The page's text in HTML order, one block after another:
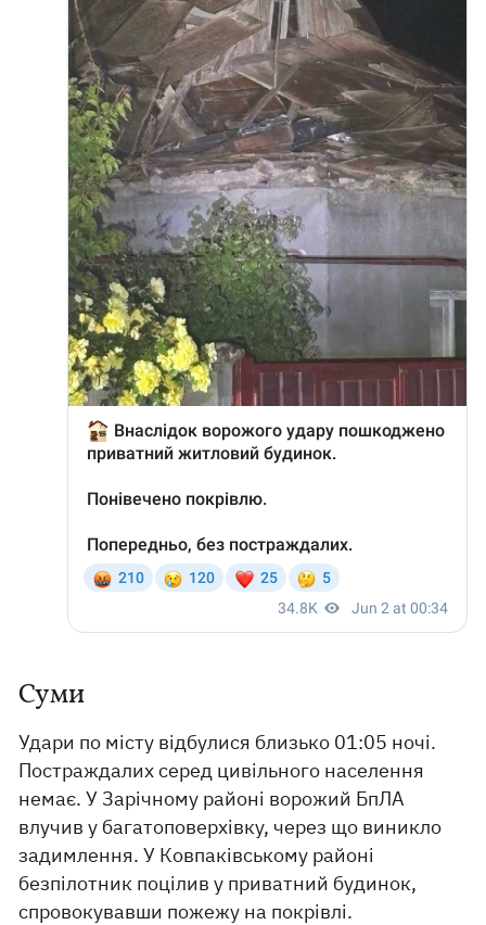
Суми
Удари по місту відбулися близько 01:05 ночі.
Постраждалих серед цивільного населення
немає. У Зарічному районі ворожий БпЛА
влучив у багатоповерхівку, через що виникло
задимлення. У Ковпаківському районі
безпілотник поцілив у приватний будинок,
спровокувавши пожежу на покрівлі.